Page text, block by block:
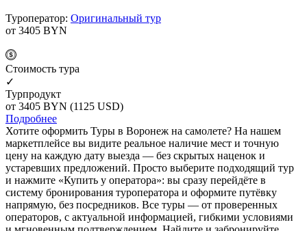
Туроператор: Оригинальный тур
от 3405 BYN
Cтоимость тура
✓
Турпродукт
от 3405 BYN (1125 USD)
Подробнее
Хотите оформить Туры в Воронеж на самолете? На нашем
маркетплейсе вы видите реальное наличие мест и точную
цену на каждую дату выезда — без скрытых наценок и
устаревших предложений. Просто выберите подходящий тур
и нажмите «Купить у оператора»: вы сразу перейдёте в
систему бронирования туроператора и оформите путёвку
напрямую, без посредников. Все туры — от проверенных
операторов, с актуальной информацией, гибкими условиями